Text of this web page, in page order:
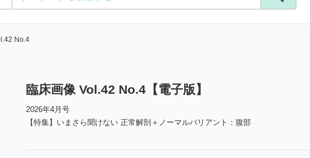
No.4
臨床画像 Vol.42 No.4【電子版】
2026年4月号
【特集】いまさら聞けない 正常解剖＋ノーマルバリアント：腹部